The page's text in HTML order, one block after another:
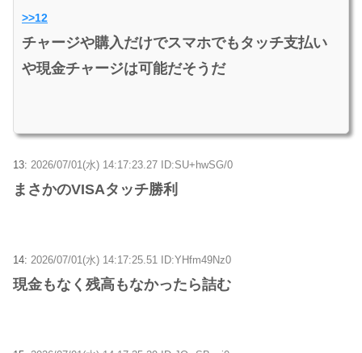
>>12
チャージや購入だけでスマホでもタッチ支払い
や現金チャージは可能だそうだ
13: 2026/07/01(水) 14:17:23.27 ID:SU+hwSG/0
まさかのVISAタッチ勝利
14: 2026/07/01(水) 14:17:25.51 ID:YHfm49Nz0
現金もなく残高もなかったら詰む